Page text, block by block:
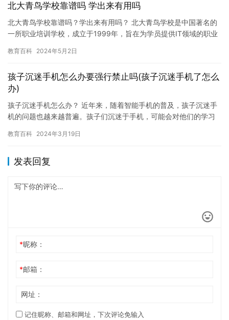
北大青鸟学校靠谱吗 学出来有用吗
北大青鸟学校靠谱吗？学出来有用吗？ 北大青鸟学校是中国著名的
一所职业培训学校，成立于1999年，旨在为学员提供IT领域的职业
教育百科 2024年5月2日
孩子沉迷手机怎么办要强行禁止吗(孩子沉迷手机了怎么
办)
孩子沉迷手机怎么办？ 近年来，随着智能手机的普及，孩子沉迷手
机的问题也越来越普遍。孩子们沉迷于手机，可能会对他们的学习
问题…
教育百科 2024年3月19日
发表回复
*昵称：
*邮箱：
网址：
记住昵称、邮箱和网址，下次评论免输入